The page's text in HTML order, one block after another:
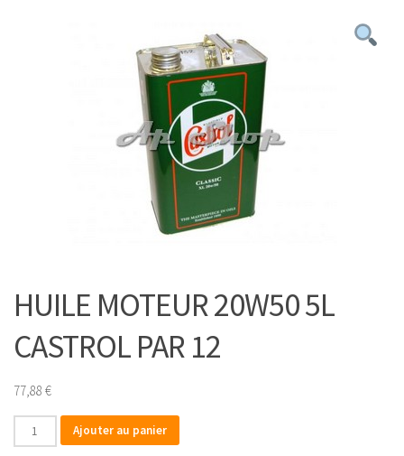
HUILE MOTEUR 20W50 5L
CASTROL PAR 12
77,88 €
quantité
de
Ajouter au panier